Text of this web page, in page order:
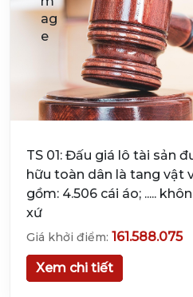
TS 01: Đấu giá lô tài sản
hữu toàn dân là tang vật
gồm: 4.506 cái áo; .....
xứ
Giá khởi điểm: 161.588.075
Xem chi tiết